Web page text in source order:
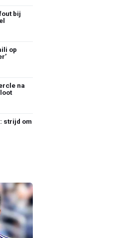
bij
op
na
strijd om